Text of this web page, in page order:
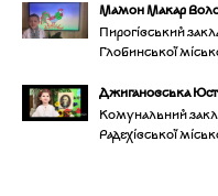
Мамон Макар
Пирогівський
Глобинської
Джигановська
Комунальний
Радехівської